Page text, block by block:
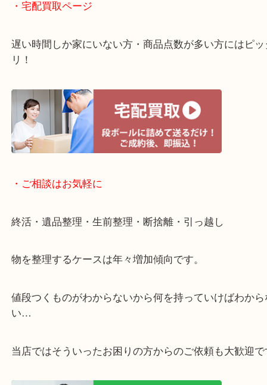
年中無休で営業中※年末年始を除く
全国1,500店舗以上で展開しているスケールメリッ
買い取り！
貴金属などのお品物の他にも絵画や骨董品・家電な
く鑑定が可能！
いるので高価買い取り！
・ライン査定お待ちしています
・宅配買取ページ